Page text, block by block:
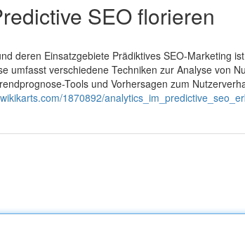
SEO florieren
deren Einsatzgebiete Prädiktives SEO-Marketing
umfasst verschiedene Techniken zur Analyse von
Tools und Vorhersagen zum
1870892/